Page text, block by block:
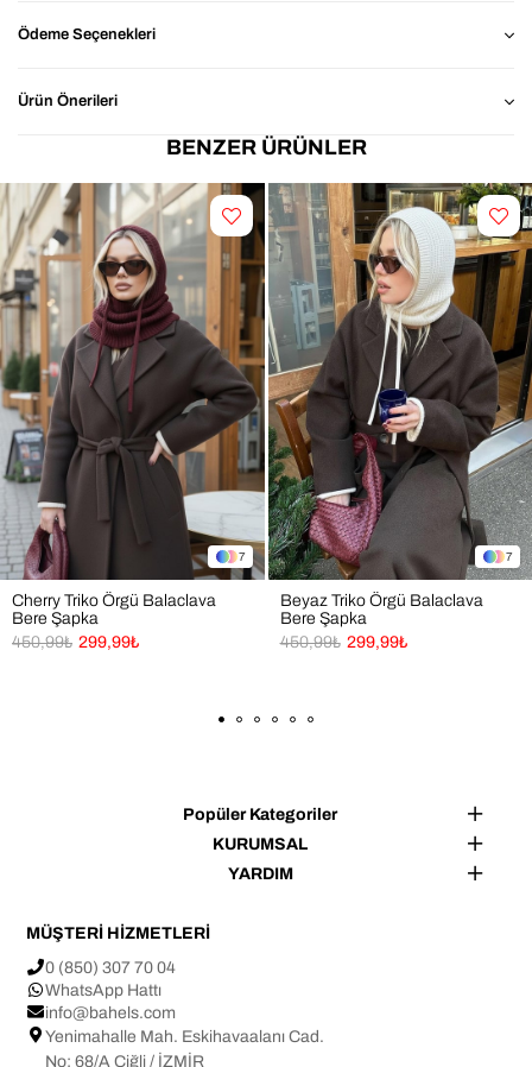
Şık & Zamansız Tasarım: Siyah rengi ile her kombine
Kolay kullanım: Ayarlanabilir bağcık detayı sayesinde
rahat kullanım
📐 Ürün İçeriği
Ürün İçeriği: %100 Akrilik
🎯 Kimler İçin İdeal?
Günlük stiline renk ve hareket katmak isteyenler
Zamansız tasarımları seven kullanıcılar
Rahat, hafif ve kullanımı kolay şapka arayanlar
Dayanıklı ve uzun ömürlü tercih edenler
Formunu koruyan ve kullanışlı sevenler
Soğuk havalarda hem sıcak kalmak hem de şık
görünmek isteyenler
👜 Kullanım Alanları
✔ Alışveriş
✔ Seyahat
Tasarım ve üretim BAHELS markasına aittir.
Ödeme Seçenekleri
Ürün Önerileri
BENZER ÜRÜNLER
7
Cherry Triko Örgü Balaclava
Bere Şapka
299,99₺
450,99₺
7
Beyaz Triko Örgü Balaclava
Bere Şapka
299,99₺
450,99₺
Popüler Kategoriler
KURUMSAL
YARDIM
MÜŞTERİ HİZMETLERİ
0 (850) 307 70 04
WhatsApp Hattı
info@bahels.com
Yenimahalle Mah. Eskihavaalanı Cad.
No: 68/A Çiğli / İZMİR